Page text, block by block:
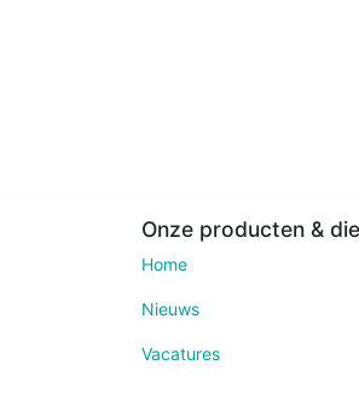
Onze producten &
Home
Nieuws
Vacatures